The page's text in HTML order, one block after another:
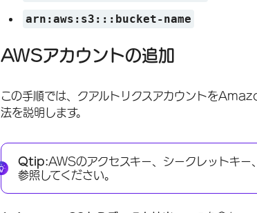
arn:aws:s3:::bucket-name
AWSアカウントの追加
この手順では、クアルトリクスアカウントを
法を説明します。
Qtip:AWSのアクセスキー、シークレットキー
参照してください。